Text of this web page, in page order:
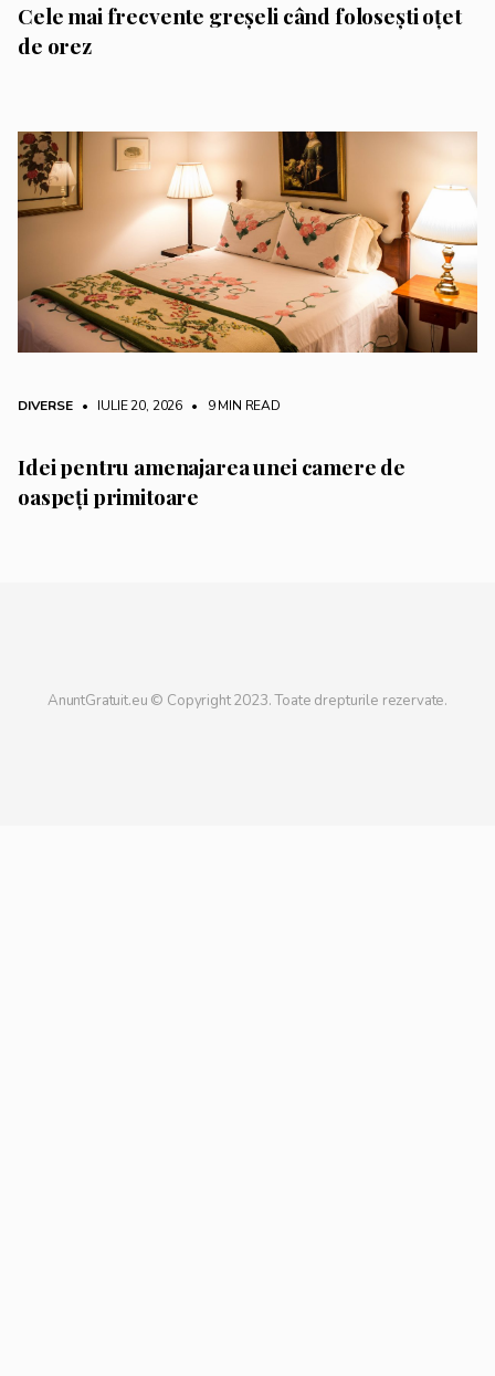
Cele mai frecvente greșeli când folosești oțet
de orez
DIVERSE • IULIE 20, 2026 • 9 MIN READ
Idei pentru amenajarea unei camere de
oaspeți primitoare
AnuntGratuit.eu © Copyright 2023. Toate drepturile rezervate.